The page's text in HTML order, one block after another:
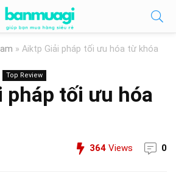
» Aiktp Giải pháp tối ưu hóa từ khóa
Top Review
pháp tối ưu hóa
364 Views 0